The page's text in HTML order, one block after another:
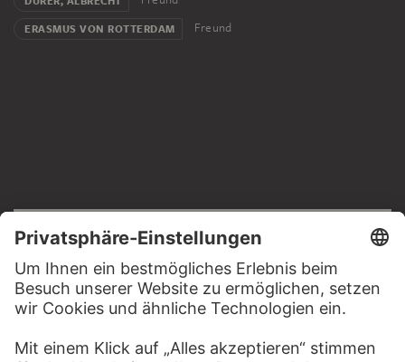
ERASMUS VON ROTTERDAM Freund
Impressum
Datenschutz
Copyright © 2026 Städel Museum
All rights reserved.
DIGITALE SAMMLUNG